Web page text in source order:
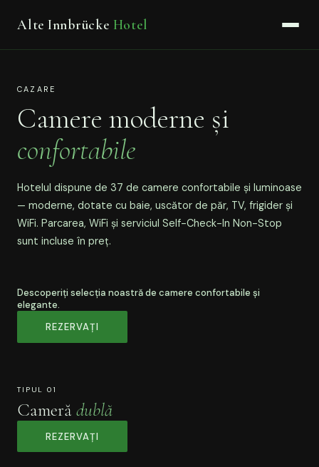
Alte Innbrücke Hotel
CAZARE
Camere moderne și
confortabile
Hotelul dispune de 37 de camere confortabile și luminoase
— moderne, dotate cu baie, uscător de păr, TV, frigider și
WiFi. Parcarea, WiFi și serviciul Self-Check-In Non-Stop
sunt incluse în preț.
Descoperiți selecția noastră de camere confortabile și
elegante.
REZERVAȚI
TIPUL 01
Camerădublă
REZERVAȚI